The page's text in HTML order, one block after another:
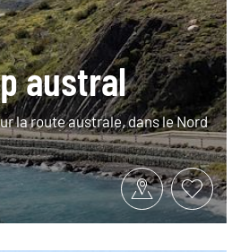
austral
la route australe, dans le Nord